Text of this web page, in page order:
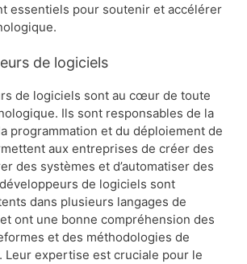
essentiels pour soutenir et accélérer
de logiciels
de logiciels sont au cœur de toute
Ils sont responsables de la
programmation et du déploiement de
aux entreprises de créer des
des systèmes et d’automatiser des
de logiciels sont
dans plusieurs langages de
ont une bonne compréhension des
et des méthodologies de
Leur expertise est cruciale pour le